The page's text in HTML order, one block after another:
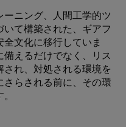
ニング、人間工学的ツ
て構築された、ギアフ
文化に移行していま
えるだけでなく、リス
れ、対処される環境を
らされる前に、その環